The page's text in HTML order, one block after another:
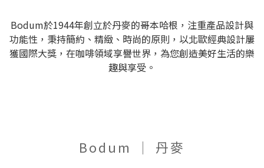
Bodum於1944年創立於丹麥的哥本哈根，注重產品設計與
功能性，秉持簡約、精緻、時尚的原則，以北歐經典設計屢
獲國際大獎，在咖啡領域享譽世界，為您創造美好生活的樂
趣與享受。
Bodum │ 丹麥